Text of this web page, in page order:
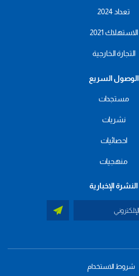
تعداد 2024
الاستهلاك 2021
التجارة الخارجية
الوصول السريع
مستجدات
نشريات
احصائيات
منهجيات
النشرة الإخبارية
شروط الاستخدام